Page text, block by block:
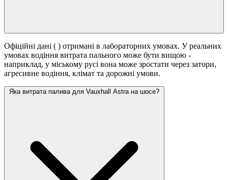
Офіційні дані ( ) отримані в лабораторних умовах. У реальних
умовах водіння витрата пального може бути вищою -
наприклад, у міському русі вона може зростати через затори,
агресивне водіння, клімат та дорожні умови.
Яка витрата палива для Vauxhall Astra на шосе?